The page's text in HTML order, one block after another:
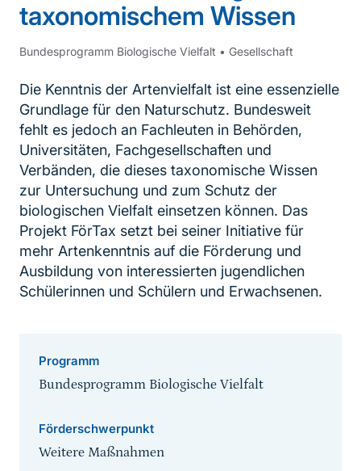
taxonomischem Wissen
Bundesprogramm Biologische Vielfalt • Gesellschaft
Die Kenntnis der Artenvielfalt ist eine essenzielle
Grundlage für den Naturschutz. Bundesweit
fehlt es jedoch an Fachleuten in Behörden,
Universitäten, Fachgesellschaften und
Verbänden, die dieses taxonomische Wissen
zur Untersuchung und zum Schutz der
biologischen Vielfalt einsetzen können. Das
Projekt FörTax setzt bei seiner Initiative für
mehr Artenkenntnis auf die Förderung und
Ausbildung von interessierten jugendlichen
Schülerinnen und Schülern und Erwachsenen.
Programm
Bundesprogramm Biologische Vielfalt
Förderschwerpunkt
Weitere Maßnahmen